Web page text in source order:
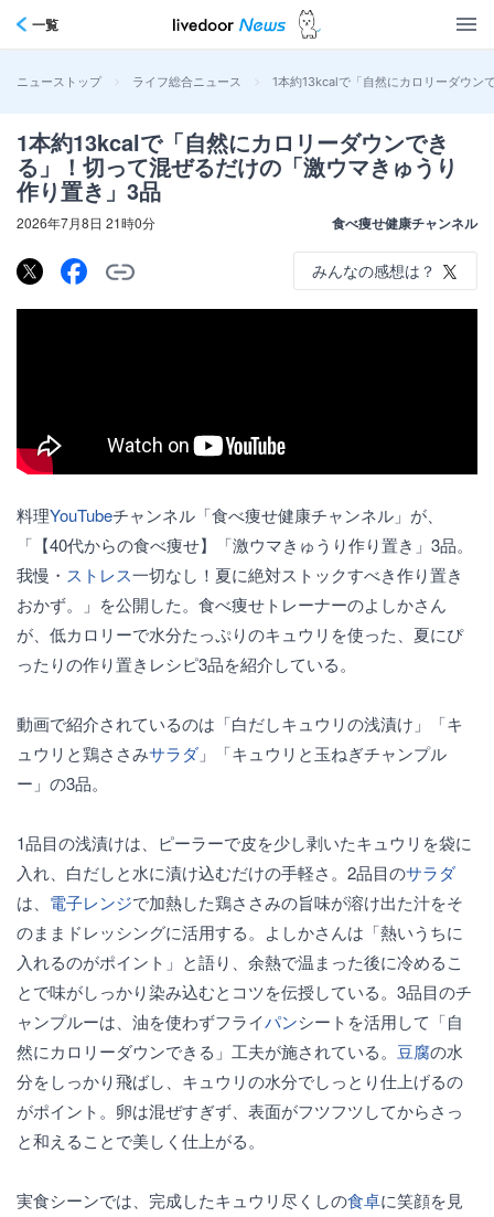
一覧
ニューストップ > ライフ総合ニュース > 1本約13kcalで「自然にカロリーダウン
1本約13kcalで「自然にカロリーダウンでき
る」！切って混ぜるだけの「激ウマきゅうり
作り置き」3品
2026年7月8日 21時0分 食べ痩せ健康チャンネル
みんなの感想は？
料理YouTubeチャンネル「食べ痩せ健康チャンネル」が、
「【40代からの食べ痩せ】「激ウマきゅうり作り置き」3品。
我慢・ ストレス一切なし！夏に絶対ストックすべき作り置き
おかず。」を公開した。食べ痩せトレーナーのよしかさん
が、低カロリーで水分たっぷりのキュウリを使った、夏にぴ
ったりの作り置きレシピ3品を紹介している。
動画で紹介されているのは「白だしキュウリの浅漬け」「キ
ュウリと鶏ささみサラダ 」「キュウリと玉ねぎチャンプル
ー」の3品。
1品目の浅漬けは、ピーラーで皮を少し剥いたキュウリを袋に
入れ、白だしと水に漬け込むだけの手軽さ。2品目のサラダ
は、 電子レンジで加熱した鶏ささみの旨味が溶け出た汁をそ
のままドレッシングに活用する。よしかさんは「熱いうちに
入れるのがポイント」と語り、余熱で温まった後に冷めるこ
とで味がしっかり染み込むとコツを伝授している。3品目のチ
ャンプルーは、油を使わずフライパンシートを活用して「自
然にカロリーダウンできる」工夫が施されている。 豆腐の水
分をしっかり飛ばし、キュウリの水分でしっとり仕上げるの
がポイント。卵は混ぜすぎず、表面がフツフツしてからさっ
と和えることで美しく仕上がる。
実食シーンでは、完成したキュウリ尽くしの食卓に笑顔を見